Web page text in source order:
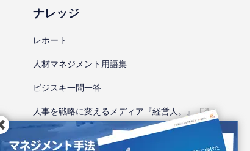
ナレッジ
レポート
⼈材マネジメント⽤語集
ビジスキ⼀問⼀答
人事を戦略に変えるメディア『経営人。』